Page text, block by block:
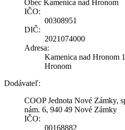
Obec Kamenica nad Hronom
IČO:
00308951
DIČ:
2021074000
Adresa:
Kamenica nad Hronom
Hronom
Dodávateľ:
COOP Jednota Nové Zámky,
nám. 6, 940 49 Nové Zámky
IČO:
00168882